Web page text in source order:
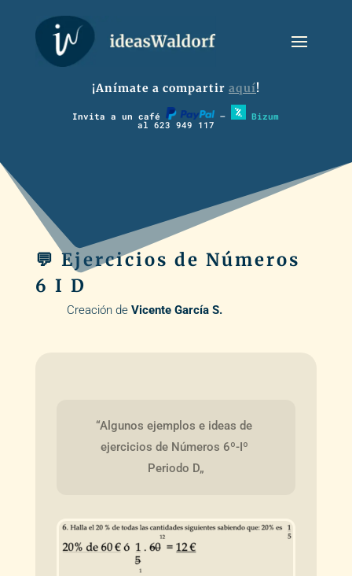
¡Anímate a compartir aquí!
Invita a un café – Bizum
al 623 949 117
💬 Ejercicios de Números
6 I D
Creación de Vicente García S.
“Algunos ejemplos e ideas de
ejercicios de Números 6º-Iº
Periodo D„